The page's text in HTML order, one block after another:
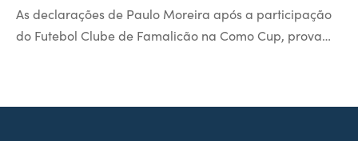
As declarações de Paulo Moreira após a participação
do Futebol Clube de Famalicão na Como Cup, prova…